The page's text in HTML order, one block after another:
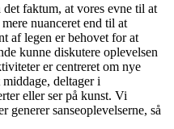
faktum, at vores evne til at
nuanceret end til at
af legen er behovet for at
kunne diskutere oplevelsen
er centreret om nye
deltager i
eller ser på kunst. Vi
generer sanseoplevelserne, så